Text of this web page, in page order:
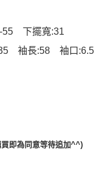
55 下擺寬:31
袖長:58 袖口:6.5
即為同意等待追加^^)